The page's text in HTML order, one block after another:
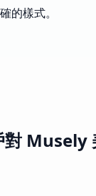
的樣式。
對 Musely